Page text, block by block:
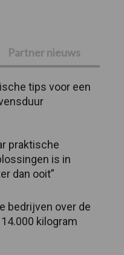
Partner nieuws
tips voor een
praktische
is in
dan ooit”
bedrijven over de
kilogram